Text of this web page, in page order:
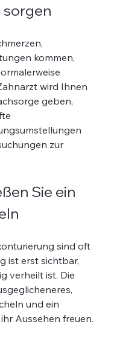
sorgen
kommen,
wird Ihnen
geben,
zur
Sie ein
sind oft
ist erst sichtbar,
verheilt ist. Die
und ein
Aussehen freuen.